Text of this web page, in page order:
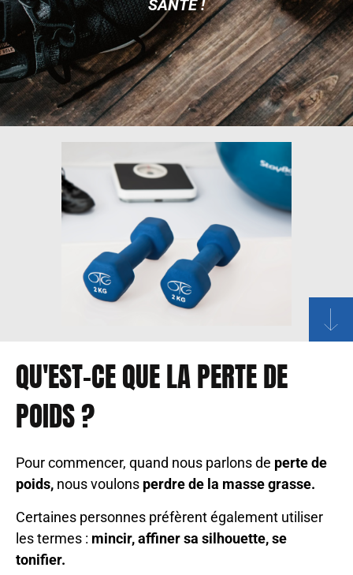
SANTÉ !
QU'EST-CE QUE LA PERTE DE
POIDS ?
Pour commencer, quand nous parlons de perte de
poids, nous voulons perdre de la masse grasse.
Certaines personnes préfèrent également utiliser
les termes : mincir, affiner sa silhouette, se
tonifier.